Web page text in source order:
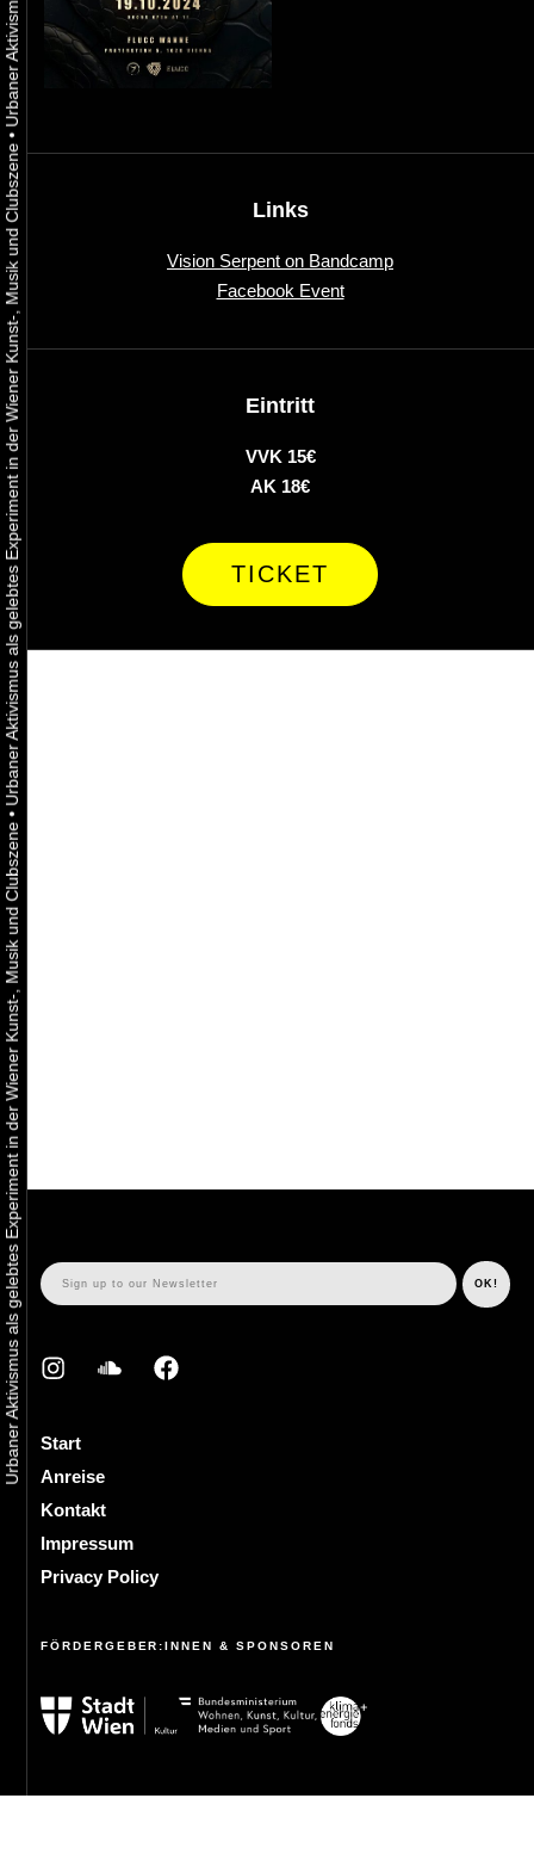
Urbaner Aktivismus als gelebtes Experiment in der Wiener Kunst-, Musik und Clubszene
•
Urbaner Aktivismus als gelebtes Experiment in der Wiener Kunst-, Musik und Clubszene
•
Links
Vision Serpent on Bandcamp
Facebook Event
Eintritt
VVK 15€
AK 18€
TICKET
Start
Anreise
Kontakt
Impressum
Privacy Policy
FÖRDERGEBER:INNEN & SPONSOREN